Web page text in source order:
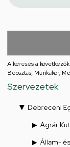
A keresés a
Beosztás, Munkakör,
Szervezetek
Debreceni
Agrár
Állam-